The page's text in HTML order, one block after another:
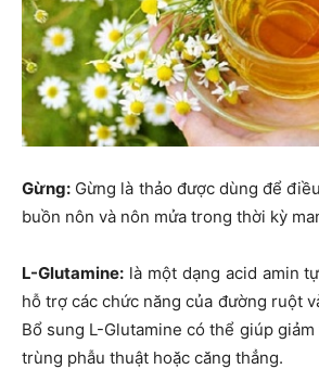
Gừng: Gừng là thảo được dùng để
buồn nôn và nôn mửa trong thời kỳ
L-Glutamine: là một dạng acid amin
hỗ trợ các chức năng của đường ruột
Bổ sung L-Glutamine có thể giúp
trùng phẫu thuật hoặc căng thẳng.